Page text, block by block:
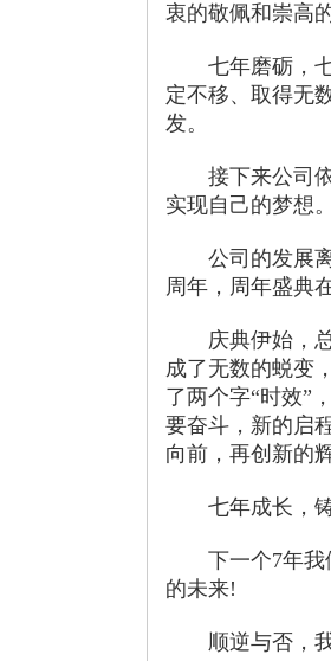
衷的敬佩和崇高
七年磨砺，七
定不移、取得无
发。
接下来公司依
实现自己的梦想
公司的发展离
周年，周年盛典
庆典伊始，总
成了无数的蜕变
了两个字“时效”
要奋斗，新的启
向前，再创新的
七年成长，铸
下一个7年我们
的未来!
顺逆与否，我